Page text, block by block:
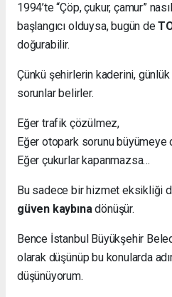
1994’te “Çöp, çukur, çamur”
başlangıcı olduysa, bugün de
doğurabilir.
Çünkü şehirlerin kaderini, günlük
sorunlar belirler.
Eğer trafik çözülmez,
Eğer otopark sorunu büyümeye
Eğer çukurlar kapanmazsa…
Bu sadece bir hizmet eksikliği
güven kaybınadönüşür.
Bence İstanbul Büyükşehir
olarak düşünüp bu konularda
düşünüyorum.